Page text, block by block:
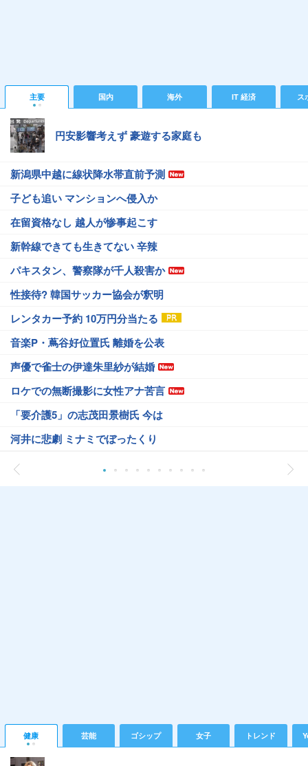
主要 国内 海外 IT 経済 ス
円安影響考えず 豪遊する家庭も
新潟県中越に線状降水帯直前予測
子ども追い マンションへ侵入か
在留資格なし 越人が惨事起こす
新幹線できても生きてない 辛辣
パキスタン、警察隊が千人殺害か
性接待? 韓国サッカー協会が釈明
レンタカー予約 10万円分当たる
音楽P・蔦谷好位置氏 離婚を公表
声優で雀士の伊達朱里紗が結婚
ロケでの無断撮影に女性アナ苦言
「要介護5」の志茂田景樹氏 今は
河井に悲劇 ミナミでぼったくり
健康 芸能 ゴシップ 女子 トレンド